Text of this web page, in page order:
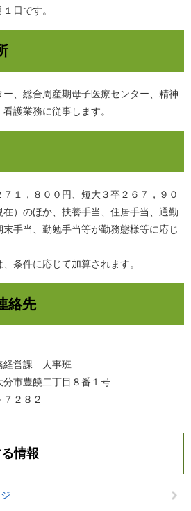
日です。
、総合周産期母子医療センター、精神
護業務に従事します。
１，８００円、短大３卒２６７，９０
在）のほか、扶養手当、住居手当、通勤
手当、勤勉手当等が勤務態様等に応じ
条件に応じて加算されます。
絡先
経営課 人事班
市豊饒二丁目８番１号
２８２
情報